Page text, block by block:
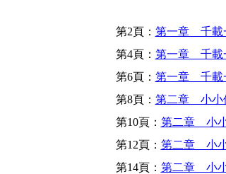
第2頁： 第一章 千載
第4頁： 第一章 千載
第6頁： 第一章 千載
第8頁： 第二章 小小
第10頁： 第二章 小小
第12頁： 第二章 小小
第14頁： 第二章 小小